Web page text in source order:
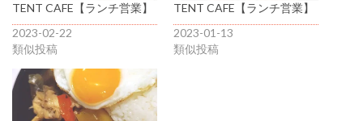
TENT CAFE【ランチ営業】
2023-02-22
類似投稿
TENT CAFE【ランチ営業】
2023-01-13
類似投稿